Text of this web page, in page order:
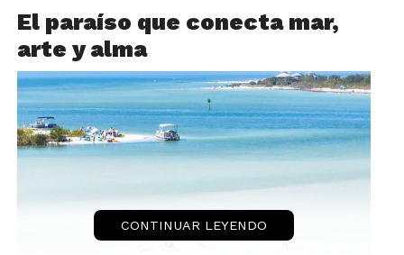
El paraíso que conecta mar,
arte y alma
CONTINUAR LEYENDO